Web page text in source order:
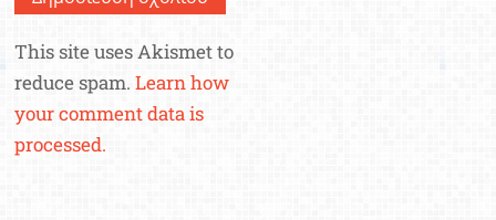
This site uses Akismet to
reduce spam.Learn how
your comment data is
processed.